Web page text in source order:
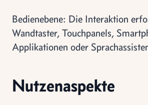
Bedienebene: Die Interaktion
Wandtaster, Touchpanels,
Applikationen oder
Nutzenaspekte